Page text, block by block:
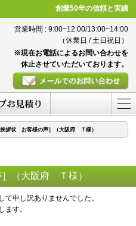
創業50年の信頼と実績
営業時間 : 9:00~12:00/13:00~14:00
（休業日 / 土日祝日）
※現在お電話によるお問い合わせを
休止させていただいております。
挨拶状 お客様の声］（大阪府 Ｔ様）
（大阪府 Ｔ様）
（2016/03/07）
申し訳ありませんでした。
ます。